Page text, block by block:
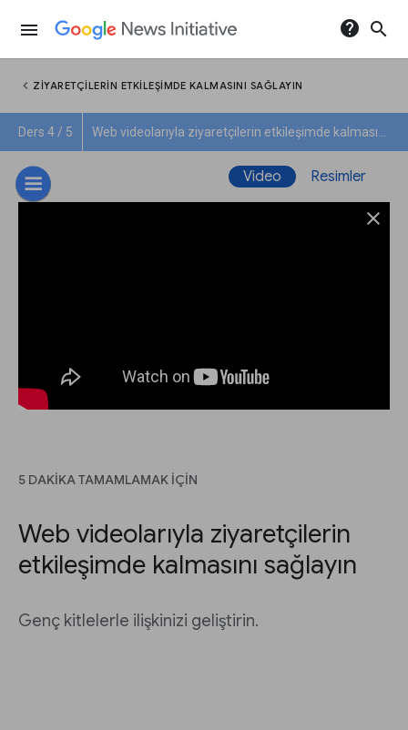
menu help search
chevron_left ZIYARETÇILERIN ETKILEŞIMDE KALMASINI SAĞLAYIN
Ders 4 / 5
Video Resimler
close
5 DAKIKA TAMAMLAMAK IÇIN
Web videolarıyla ziyaretçilerin
etkileşimde kalmasını sağlayın
Genç kitlelerle ilişkinizi geliştirin.